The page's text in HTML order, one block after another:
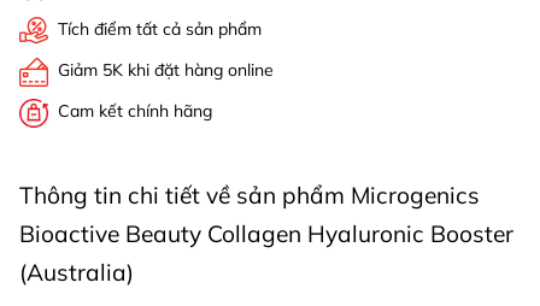
Tích điểm tất cả sản phẩm
Giảm 5K khi đặt hàng online
Cam kết chính hãng
Thông tin chi tiết về sản phẩm Microgenics
Bioactive Beauty Collagen Hyaluronic Booster
(Australia)